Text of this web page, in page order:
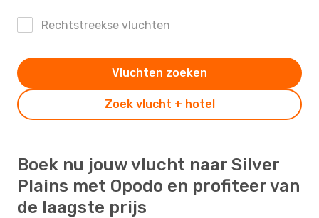
Rechtstreekse vluchten
Zoek vlucht + hotel
Vluchten zoeken
Boek nu jouw vlucht naar Silver
Plains met Opodo en profiteer van
de laagste prijs